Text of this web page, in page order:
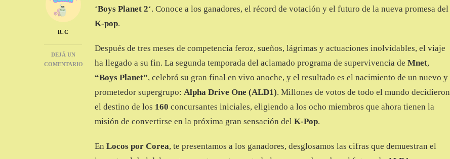
R.C
DEJÁ UN
COMENTARIO
‘Boys Planet 2‘. Conoce a los ganadores, el récord de votación y el futuro de la nueva promesa del
K-pop.
Después de tres meses de competencia feroz, sueños, lágrimas y actuaciones inolvidables, el viaje
ha llegado a su fin. La segunda temporada del aclamado programa de supervivencia de Mnet,
“Boys Planet”, celebró su gran final en vivo anoche, y el resultado es el nacimiento de un nuevo y
prometedor supergrupo: Alpha Drive One (ALD1). Millones de votos de todo el mundo decidieron
el destino de los 160 concursantes iniciales, eligiendo a los ocho miembros que ahora tienen la
misión de convertirse en la próxima gran sensación del K-Pop.
En Locos por Corea, te presentamos a los ganadores, desglosamos las cifras que demuestran el